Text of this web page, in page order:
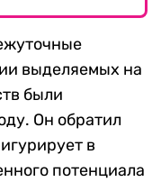
выделяемых на
были
Он обратил
в
потенциала